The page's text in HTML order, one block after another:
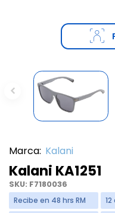
Previous
Marca: Kalani
Kalani KA1251
SKU: F7180036
Recibe en 48 hrs RM